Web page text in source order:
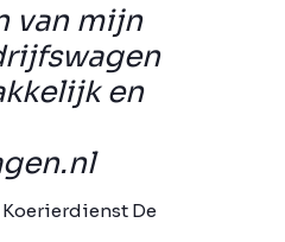
van mijn
en
Koerierdienst De